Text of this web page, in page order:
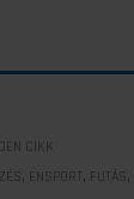
CIKK
, ENSPORT , FUTÁS,